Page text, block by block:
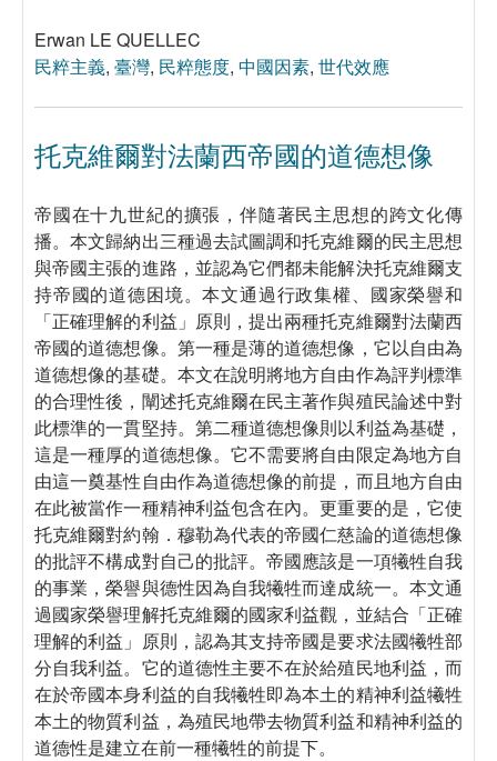
Erwan LE QUELLEC
民粹主義, 臺灣, 民粹態度, 中國因素, 世代效應
托克維爾對法蘭西帝國的道德想像
帝國在十九世紀的擴張，伴隨著民主思想的跨文化傳
播。本文歸納出三種過去試圖調和托克維爾的民主思想
與帝國主張的進路，並認為它們都未能解決托克維爾支
持帝國的道德困境。本文通過行政集權、國家榮譽和
「正確理解的利益」原則，提出兩種托克維爾對法蘭西
帝國的道德想像。第一種是薄的道德想像，它以自由為
道德想像的基礎。本文在說明將地方自由作為評判標準
的合理性後，闡述托克維爾在民主著作與殖民論述中對
此標準的一貫堅持。第二種道德想像則以利益為基礎，
這是一種厚的道德想像。它不需要將自由限定為地方自
由這一奠基性自由作為道德想像的前提，而且地方自由
在此被當作一種精神利益包含在內。更重要的是，它使
托克維爾對約翰．穆勒為代表的帝國仁慈論的道德想像
的批評不構成對自己的批評。帝國應該是一項犧牲自我
的事業，榮譽與德性因為自我犧牲而達成統一。本文通
過國家榮譽理解托克維爾的國家利益觀，並結合「正確
理解的利益」原則，認為其支持帝國是要求法國犧牲部
分自我利益。它的道德性主要不在於給殖民地利益，而
在於帝國本身利益的自我犧牲即為本土的精神利益犧牲
本土的物質利益，為殖民地帶去物質利益和精神利益的
道德性是建立在前一種犧牲的前提下。